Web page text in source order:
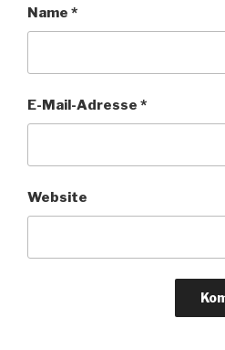
Name *
E-Mail-Adresse *
Website